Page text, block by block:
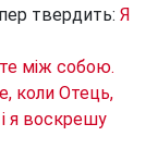
твердить: Я
між собою.
коли Отець,
я воскрешу